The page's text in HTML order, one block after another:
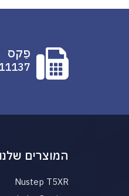
פַקס
המוצרים שלנו
Nustep T5XR